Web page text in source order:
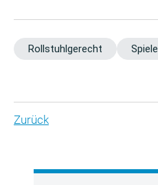
Rollstuhlgerecht Spiele
Zurück